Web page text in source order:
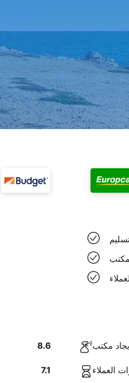
8.6
7.1